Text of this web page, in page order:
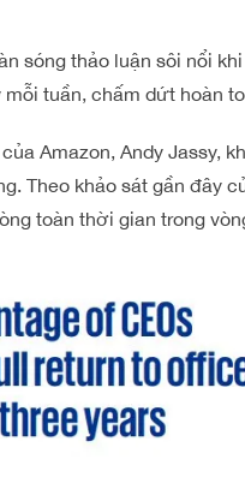
sóng thảo luận sôi nổi
mỗi tuần, chấm dứt hoàn
Amazon, Andy Jassy,
Theo khảo sát gần đây
toàn thời gian trong